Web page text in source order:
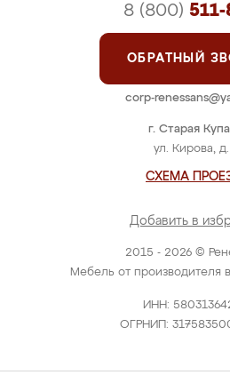
2015 - 2026 ©
Мебель от производителя
ИНН:
ОГРНИП:
г. Старая
ул. Кирова, д.
СХЕМА
Добавить в
8 (800)
ОБРАТНЫЙ
corp-